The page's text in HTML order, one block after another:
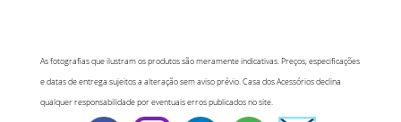
As fotografias que ilustram os produtos são meramente indicativas. Preços, especificações
e datas de entrega sujeitos a alteração sem aviso prévio. Casa dos Acessórios declina
qualquer responsabilidade por eventuais erros publicados no site.